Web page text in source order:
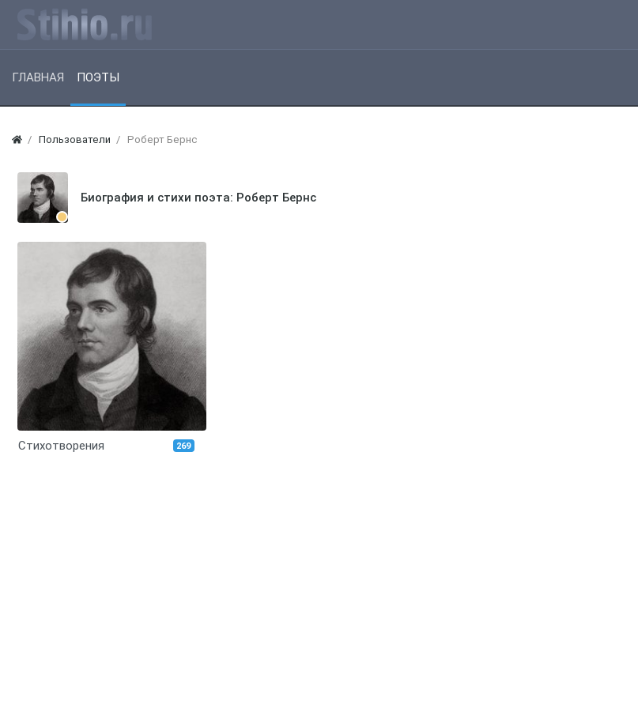
ГЛАВНАЯ ПОЭТЫ
Пользователи Роберт Бернс
Биография и стихи поэта: Роберт Бернс
Стихотворения 269